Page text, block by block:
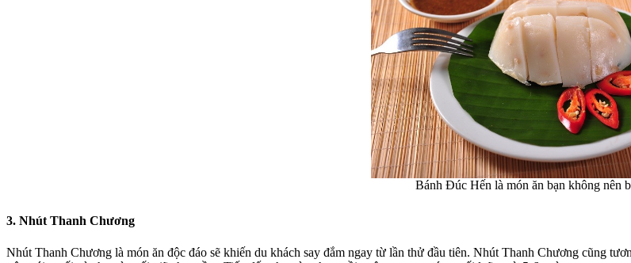
Bánh Đúc Hến là món ăn bạn không nên
3. Nhút Thanh Chương
Nhút Thanh Chương là món ăn độc đáo sẽ khiến du khách say đắm ngay từ lần thử đầu tiên. Nhút Thanh Chương cũng